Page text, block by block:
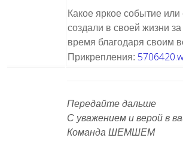
Какое яркое событие
создали в своей жизни
время благодаря своим
Прикрепления:
Передайте дальше
С уважением и верой в
Команда ШЕМШЕМ